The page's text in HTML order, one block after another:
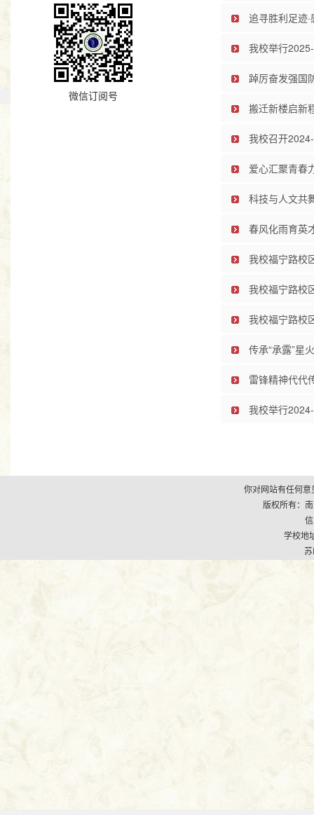
微信订阅号
追寻胜利足迹
我校举行
踔厉奋发强国
搬迁新楼启新
我校召开
爱心汇聚青春
科技与人文共
春风化雨育英
我校福宁路校
我校福宁路校
我校福宁路校
传承“承露”星
雷锋精神代代
我校举行
你对网站有任何
版权所有：
学校地